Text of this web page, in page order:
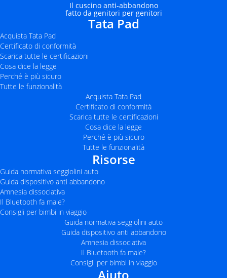
Il cuscino anti-abbandono
fatto da genitori per genitori
Tata Pad
Acquista Tata Pad
Certificato di conformità
Scarica tutte le certificazioni
Cosa dice la legge
Perché è più sicuro
Tutte le funzionalità
Acquista Tata Pad
Certificato di conformità
Scarica tutte le certificazioni
Cosa dice la legge
Perché è più sicuro
Tutte le funzionalità
Risorse
Guida normativa seggiolini auto
Guida dispositivo anti abbandono
Amnesia dissociativa
Il Bluetooth fa male?
Consigli per bimbi in viaggio
Guida normativa seggiolini auto
Guida dispositivo anti abbandono
Amnesia dissociativa
Il Bluetooth fa male?
Consigli per bimbi in viaggio